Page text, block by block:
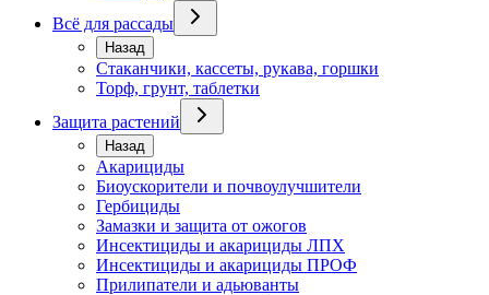
Всё для рассады
Назад
Стаканчики, кассеты, рукава, горшки
Торф, грунт, таблетки
Защита растений
Назад
Акарициды
Биоускорители и почвоулучшители
Гербициды
Замазки и защита от ожогов
Инсектициды и акарициды ЛПХ
Инсектициды и акарициды ПРОФ
Прилипатели и адьюванты